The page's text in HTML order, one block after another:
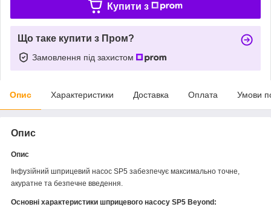
Купити з
Що таке купити з Пром?
Замовлення під захистом
Опис Характеристики Доставка Оплата Умови
Опис
Опис
Інфузійний шприцевий насос SP5 забезпечує максимально точне,
акуратне та безпечне введення.
Основні характеристики шприцевого насосу SP5 Beyond: